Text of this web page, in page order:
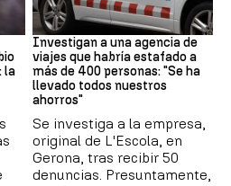
la
Estafa
Investigan a una agencia de
viajes que habría estafado a
más de 400 personas: "Se ha
llevado todos nuestros
ahorros"
Se investiga a la empresa,
original de L'Escola, en
Gerona, tras recibir 50
denuncias. Presuntamente,